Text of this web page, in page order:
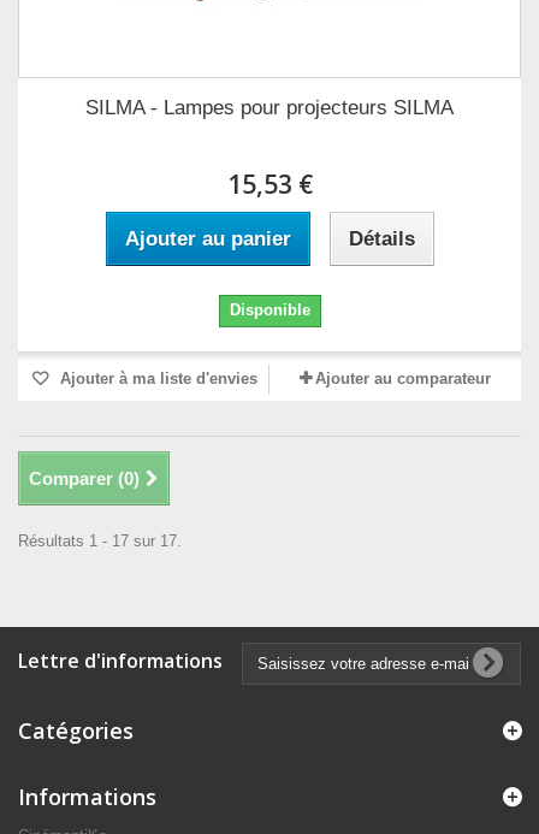
SILMA - Lampes pour projecteurs SILMA
15,53 €
Ajouter au panier Détails
Disponible
Ajouter à ma liste d'envies Ajouter au comparateur
Comparer (0)
Résultats 1 - 17 sur 17.
Lettre d'informations
Catégories
Informations